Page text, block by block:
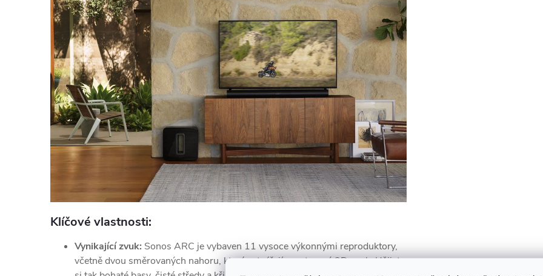
Klíčové vlastnosti:
Vynikající zvuk: Sonos ARC je vybaven 11 vysoce výkonnými reproduktory,
včetně dvou směrovaných nahoru, které vytvářejí prostorový 3D zvuk.Užijete